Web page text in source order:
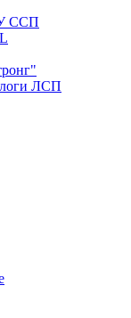
ССП
ЛСП